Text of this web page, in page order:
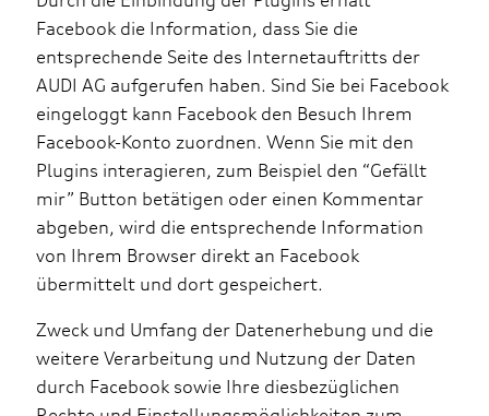
Facebook die Information, dass Sie die
entsprechende Seite des Internetauftritts der
AUDI AG aufgerufen haben. Sind Sie bei Facebook
eingeloggt kann Facebook den Besuch Ihrem
Facebook-Konto zuordnen. Wenn Sie mit den
Plugins interagieren, zum Beispiel den “Gefällt
mir” Button betätigen oder einen Kommentar
abgeben, wird die entsprechende Information
von Ihrem Browser direkt an Facebook
übermittelt und dort gespeichert.
Zweck und Umfang der Datenerhebung und die
weitere Verarbeitung und Nutzung der Daten
durch Facebook sowie Ihre diesbezüglichen